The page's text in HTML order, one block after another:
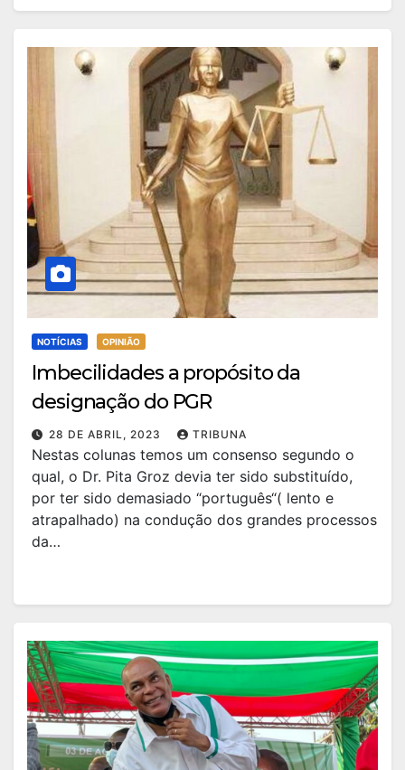
NOTÍCIAS OPINIÃO
Imbecilidades a propósito da
designação do PGR
28 DE ABRIL, 2023 TRIBUNA
Nestas colunas temos um consenso segundo o
qual, o Dr. Pita Groz devia ter sido substituído,
por ter sido demasiado “português“( lento e
atrapalhado) na condução dos grandes processos
da…